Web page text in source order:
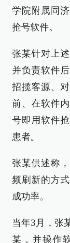
学院附属同
抢号软件。
张某针对上
并负责软件
招揽客源、
前、在软件
号即用软件
患者。
张某供述称
频刷新的方
成功率。
当年3月，张
某，并操作